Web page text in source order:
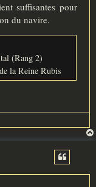
suffisantes pour
du navire.
(Rang 2)
la Reine Rubis